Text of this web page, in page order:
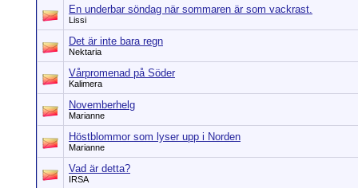
En underbar söndag när sommaren är som vackrast.
Lissi
Det är inte bara regn
Nektaria
Vårpromenad på Söder
Kalimera
Novemberhelg
Marianne
Höstblommor som lyser upp i Norden
Marianne
Vad är detta?
IRSA